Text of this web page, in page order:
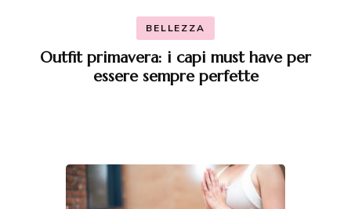
BELLEZZA
Outfit primavera: i capi must have per
essere sempre perfette